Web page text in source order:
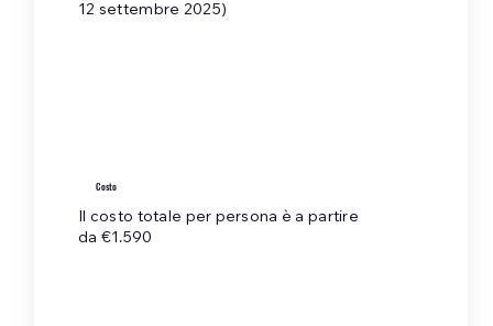
12 settembre 2025)
Costo
Il costo totale per persona è a partire
da €1.590